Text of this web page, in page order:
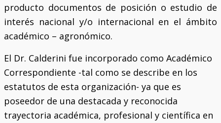
producto documentos de posición o estudio de
interés nacional y/o internacional en el ámbito
académico – agronómico.
El Dr. Calderini fue incorporado como Académico
Correspondiente -tal como se describe en los
estatutos de esta organización- ya que es
poseedor de una destacada y reconocida
trayectoria académica, profesional y científica en